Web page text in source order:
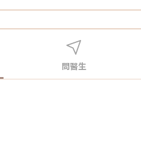
問醫生